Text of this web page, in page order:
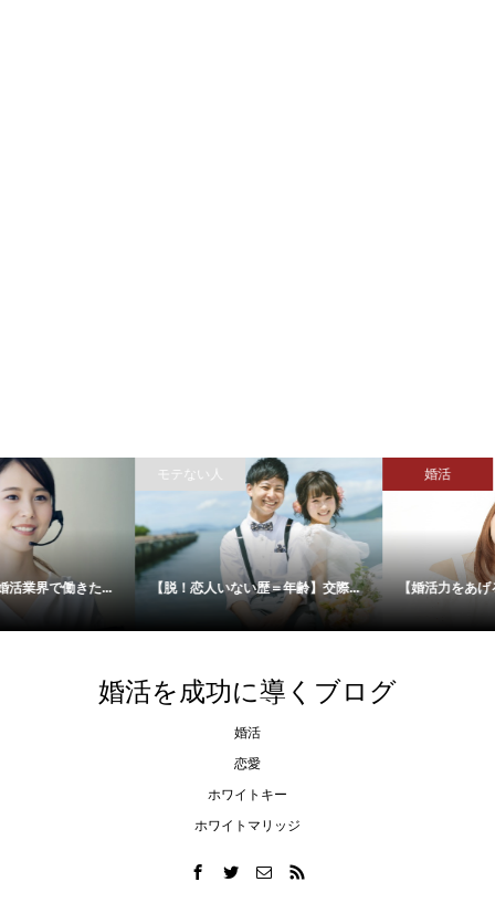
モテない人
【脱！恋人いない歴＝年齢】交際...
婚活
【婚活力をあげる】～ネガティブ...
婚活を成功に導くブログ
婚活
恋愛
ホワイトキー
ホワイトマリッジ